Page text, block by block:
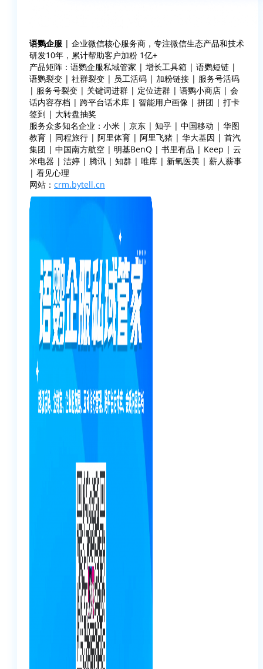
语鹦企服 | 企业微信核心服务商，专注微信生态产品和技术
研发10年，累计帮助客户加粉 1亿+
产品矩阵：语鹦企服私域管家 | 增长工具箱 | 语鹦短链 |
语鹦裂变 | 社群裂变 | 员工活码 | 加粉链接 | 服务号活码
| 服务号裂变 | 关键词进群 | 定位进群 | 语鹦小商店 | 会
话内容存档 | 跨平台话术库 | 智能用户画像 | 拼团 | 打卡
签到 | 大转盘抽奖
服务众多知名企业：小米 | 京东 | 知乎 | 中国移动 | 华图
教育 | 同程旅行 | 阿里体育 | 阿里飞猪 | 华大基因 | 首汽
集团 | 中国南方航空 | 明基BenQ | 书里有品 | Keep | 云
米电器 | 洁婷 | 腾讯 | 知群 | 唯库 | 新氧医美 | 薪人薪事
| 看见心理
网站： crm.bytell.cn